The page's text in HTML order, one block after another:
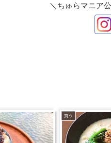
＼ちゅらマニア
買う